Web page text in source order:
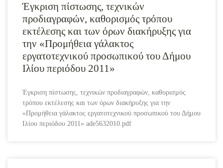
Έγκριση πίστωσης, τεχνικών
προδιαγραφών, καθορισμός τρόπου
εκτέλεσης και των όρων διακήρυξης για
την «Προμήθεια γάλακτος
εργατοτεχνικού προσωπικού του Δήμου
Ιλίου περιόδου 2011»
Έγκριση πίστωσης, τεχνικών προδιαγραφών, καθορισμός
τρόπου εκτέλεσης και των όρων διακήρυξης για την
«Προμήθεια γάλακτος εργατοτεχνικού προσωπικού του Δήμου
Ιλίου περιόδου 2011» ade5632010.pdf